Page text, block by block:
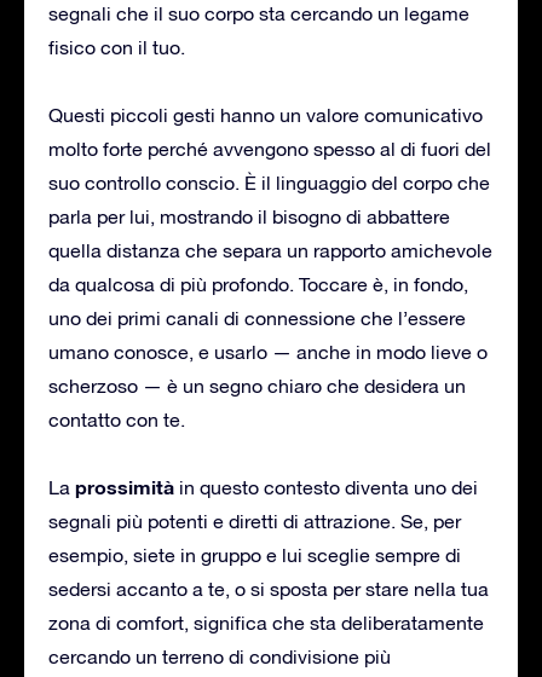
segnali che il suo corpo sta cercando un legame
fisico con il tuo.
Questi piccoli gesti hanno un valore comunicativo
molto forte perché avvengono spesso al di fuori del
suo controllo conscio. È il linguaggio del corpo che
parla per lui, mostrando il bisogno di abbattere
quella distanza che separa un rapporto amichevole
da qualcosa di più profondo. Toccare è, in fondo,
uno dei primi canali di connessione che l’essere
umano conosce, e usarlo — anche in modo lieve o
scherzoso — è un segno chiaro che desidera un
contatto con te.
La prossimità in questo contesto diventa uno dei
segnali più potenti e diretti di attrazione. Se, per
esempio, siete in gruppo e lui sceglie sempre di
sedersi accanto a te, o si sposta per stare nella tua
zona di comfort, significa che sta deliberatamente
cercando un terreno di condivisione più